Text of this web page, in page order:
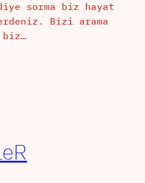
sorma biz hayat
Bizi arama
biz…